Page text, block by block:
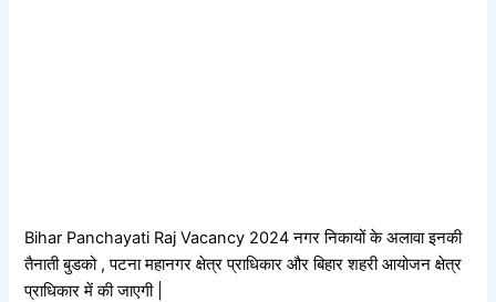
Bihar Panchayati Raj Vacancy 2024 नगर निकायों के अलावा इनकी
तैनाती बुडको , पटना महानगर क्षेत्र प्राधिकार और बिहार शहरी आयोजन क्षेत्र
प्राधिकार में की जाएगी |